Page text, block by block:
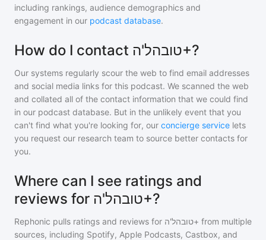
including rankings, audience demographics and
engagement in our podcast database.
How do I contact טובהל'ה+?
Our systems regularly scour the web to find email addresses
and social media links for this podcast. We scanned the web
and collated all of the contact information that we could find
in our podcast database. But in the unlikely event that you
can't find what you're looking for, our concierge service lets
you request our research team to source better contacts for
you.
Where can I see ratings and
reviews for טובהל'ה+?
Rephonic pulls ratings and reviews for טובהל'ה+ from multiple
sources, including Spotify, Apple Podcasts, Castbox, and